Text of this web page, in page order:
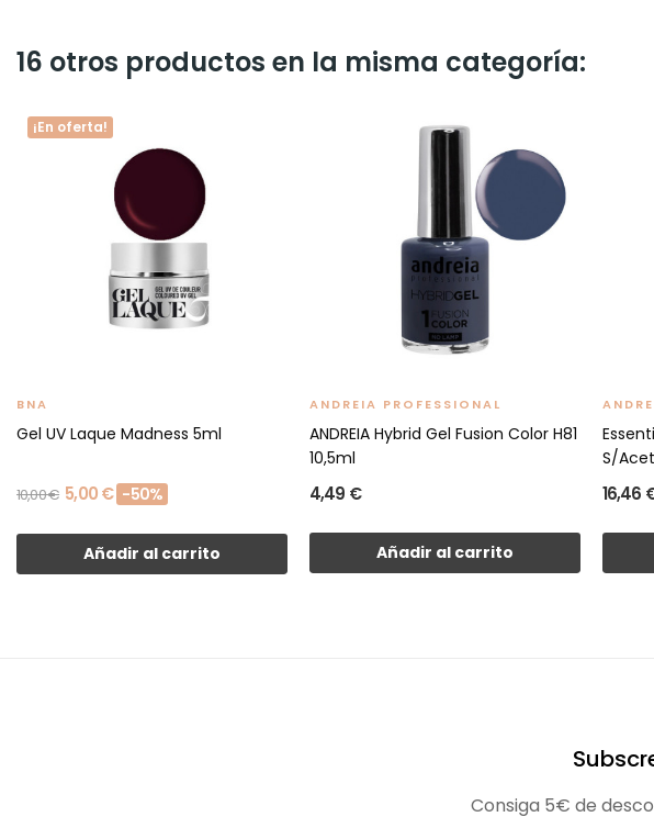
16 otros productos en la misma categoría:
¡En oferta!
BNA
Gel UV Laque Madness 5ml
10,00 € 5,00 € -50%
Añadir al carrito
ANDREIA PROFESSIONAL
ANDREIA Hybrid Gel Fusion Color H81
10,5ml
4,49 €
Añadir al carrito
S/
16,46
Consiga 5€ de